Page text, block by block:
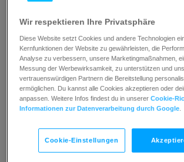
Textformat
Videoformat
Audioformat
PDF-Format
Format für externe Ressourcen
Webinar-Format
Quiz-Format
Lektionseinstellungen
Jeder Lektionstyp hat seine eigenen
die du ändern kannst. Folgende
Wir respektieren Ihre Privatsphäre
Diese Website setzt Cookies und andere Technologien
Kernfunktionen der Website zu gewährleisten, die
Analyse zu verbessern, unsere Marketingmaßnahmen,
Messung der Werbewirksamkeit, zu unterstützen und
vertrauenswürdigen Partnern die Bereitstellung
ermöglichen. Du kannst alle Cookies akzeptieren oder
anpassen. Weitere Infos findest du in unsererCookie-
Informationen zur Datenverarbeitung durch Google
Cookie-Einstellungen